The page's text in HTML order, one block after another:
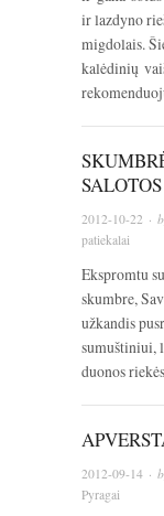
ir lazdyno
migdolais.
kalėdinių
SALOTOS
2012-10-22 ·
patiekalai
Ekspromtu
skumbre,
užkandis
sumuštiniui,
duonos
2012-09-14 ·
Pyragai